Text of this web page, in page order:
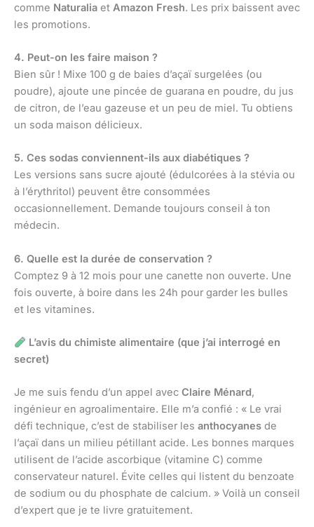
comme Naturalia et Amazon Fresh. Les prix baissent avec
les promotions.
4. Peut-on les faire maison ?
Bien sûr ! Mixe 100 g de baies d’açaï surgelées (ou
poudre), ajoute une pincée de guarana en poudre, du jus
de citron, de l’eau gazeuse et un peu de miel. Tu obtiens
un soda maison délicieux.
5. Ces sodas conviennent-ils aux diabétiques ?
Les versions sans sucre ajouté (édulcorées à la stévia ou
à l’érythritol) peuvent être consommées
occasionnellement. Demande toujours conseil à ton
médecin.
6. Quelle est la durée de conservation ?
Comptez 9 à 12 mois pour une canette non ouverte. Une
fois ouverte, à boire dans les 24h pour garder les bulles
et les vitamines.
L’avis du chimiste alimentaire (que j’ai interrogé en
secret)
Je me suis fendu d’un appel avec Claire Ménard,
ingénieur en agroalimentaire. Elle m’a confié : « Le vrai
défi technique, c’est de stabiliser les anthocyanes de
l’açaï dans un milieu pétillant acide. Les bonnes marques
utilisent de l’acide ascorbique (vitamine C) comme
conservateur naturel. Évite celles qui listent du benzoate
de sodium ou du phosphate de calcium. » Voilà un conseil
d’expert que je te livre gratuitement.